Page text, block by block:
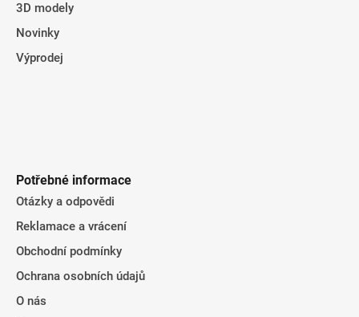
3D modely
Novinky
Výprodej
Potřebné informace
Otázky a odpovědi
Reklamace a vrácení
Obchodní podmínky
Ochrana osobních údajů
O nás